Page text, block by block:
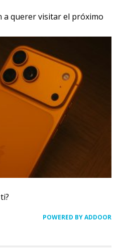
a querer visitar el próximo
POWERED BY ADDOOR